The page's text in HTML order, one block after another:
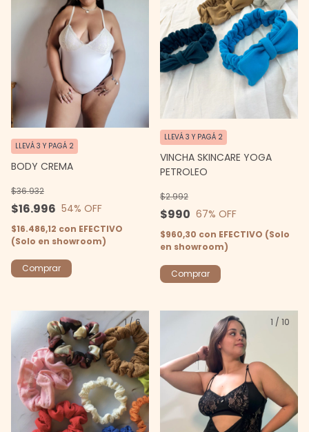
BODY CREMA
$16.996
$36.932
54% OFF
LLEVÁ 3 Y PAGÁ 2
$16.486,12 con EFECTIVO
(Solo en showroom)
Comprar
VINCHA SKINCARE YOGA
PETROLEO
$990
$2.992
67% OFF
LLEVÁ 3 Y PAGÁ 2
$960,30 con EFECTIVO (Solo
en showroom)
Comprar
1/6 1 / 10